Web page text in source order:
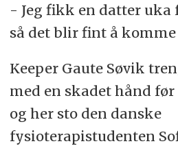
- Jeg fikk en datter uka
så det blir fint å komme
Keeper Gaute Søvik
med en skadet hånd
og her sto den danske
fysioterapistudenten